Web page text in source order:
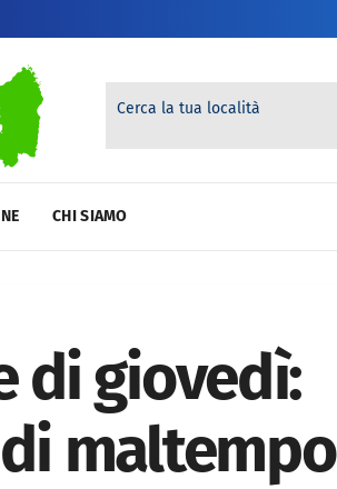
Cerca la tua località
CHI SIAMO
di giovedì:
maltempo